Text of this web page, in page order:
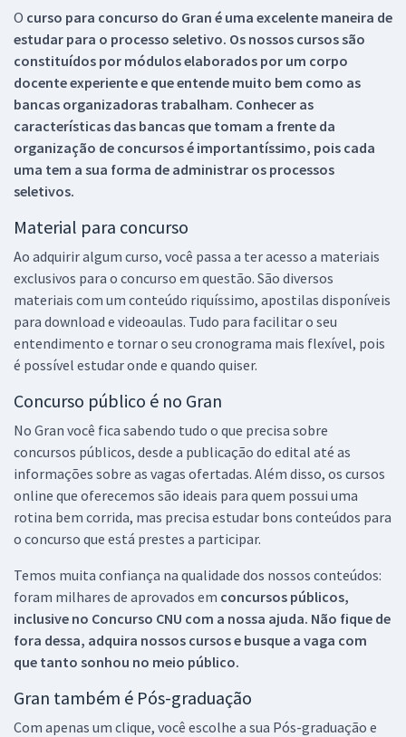
O curso para concurso do Gran é uma excelente maneira de
estudar para o processo seletivo. Os nossos cursos são
constituídos por módulos elaborados por um corpo
docente experiente e que entende muito bem como as
bancas organizadoras trabalham. Conhecer as
características das bancas que tomam a frente da
organização de concursos é importantíssimo, pois cada
uma tem a sua forma de administrar os processos
seletivos.
Material para concurso
Ao adquirir algum curso, você passa a ter acesso a materiais
exclusivos para o concurso em questão. São diversos
materiais com um conteúdo riquíssimo, apostilas disponíveis
para download e videoaulas. Tudo para facilitar o seu
entendimento e tornar o seu cronograma mais flexível, pois
é possível estudar onde e quando quiser.
Concurso público é no Gran
No Gran você fica sabendo tudo o que precisa sobre
concursos públicos, desde a publicação do edital até as
informações sobre as vagas ofertadas. Além disso, os cursos
online que oferecemos são ideais para quem possui uma
rotina bem corrida, mas precisa estudar bons conteúdos para
o concurso que está prestes a participar.
Temos muita confiança na qualidade dos nossos conteúdos:
foram milhares de aprovados em concursos públicos,
inclusive no Concurso CNU com a nossa ajuda. Não fique de
fora dessa, adquira nossos cursos e busque a vaga com
que tanto sonhou no meio público.
Gran também é Pós-graduação
Com apenas um clique, você escolhe a sua Pós-graduação e